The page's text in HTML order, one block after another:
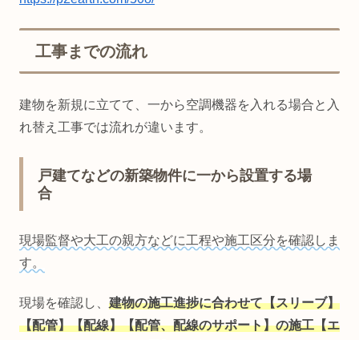
工事までの流れ
建物を新規に立てて、一から空調機器を入れる場合と入
れ替え工事では流れが違います。
戸建てなどの新築物件に一から設置する場
合
現場監督や大工の親方などに工程や施工区分を確認しま
す。
現場を確認し、 建物の施工進捗に合わせて【スリーブ】
【配管】【配線】【配管、配線のサポート】の施工【エ